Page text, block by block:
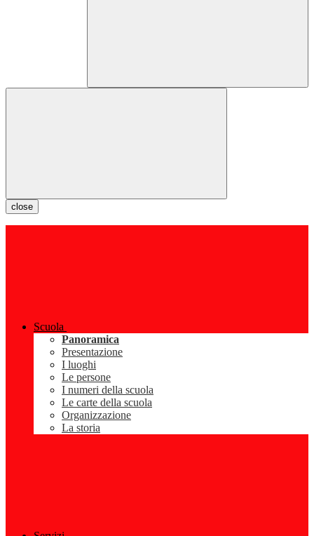
close
Scuola
Panoramica
Presentazione
I luoghi
Le persone
I numeri della scuola
Le carte della scuola
Organizzazione
La storia